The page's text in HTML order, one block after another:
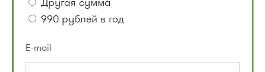
990 рублей в год
E-mail